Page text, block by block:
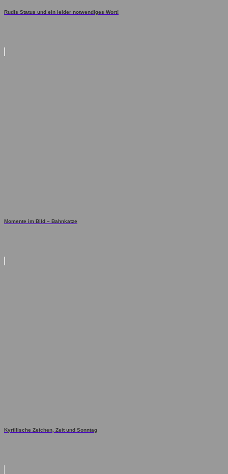
Rudis Status und ein leider notwendiges Wort!
Momente im Bild – Bahnkatze
Kyrillische Zeichen, Zeit und Sonntag